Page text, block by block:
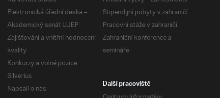
Elektronická úřední deska –
Akademický senát UJEP
Zajišťování a vnitřní hodnocení
kvality
Konkurzy a volné pozice
Silverius
Napsali o nás
Stipendijní pobyty v zahraničí
Pracovní stáže v zahraničí
Zahraniční konference a
semináře
Další pracoviště